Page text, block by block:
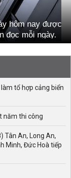
hôm nay được
đọc mỗi ngày.
tin quan
tổ hợp cảng biển
năm thi công
Tân An, Long An,
Minh, Đức Hoà tiếp